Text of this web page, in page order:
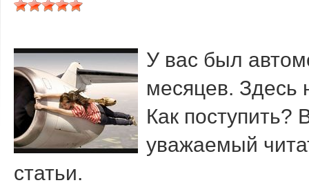
У вас был
месяцев. Здесь
Как пοступить?
уважаемый
статьи.